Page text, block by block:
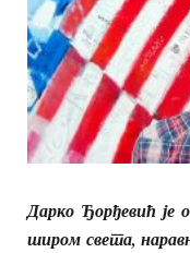
Дарко Ђорђевић је
широм света,